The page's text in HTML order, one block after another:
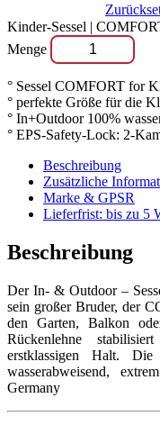
Kinder-Sessel |
Menge
° Sessel COMFORT for
° perfekte Größe für die
° In+Outdoor 100%
° EPS-Safety-Lock: 2-
Beschreibung
Zusätzliche
Marke & GPSR
Lieferfrist: bis zu 5
Beschreibung
Der In- & Outdoor –
sein großer Bruder, der
den Garten, Balkon
Rückenlehne
erstklassigen Halt.
wasserabweisend,
Germany